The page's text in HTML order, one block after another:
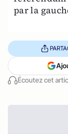
par la
Écoutez cet